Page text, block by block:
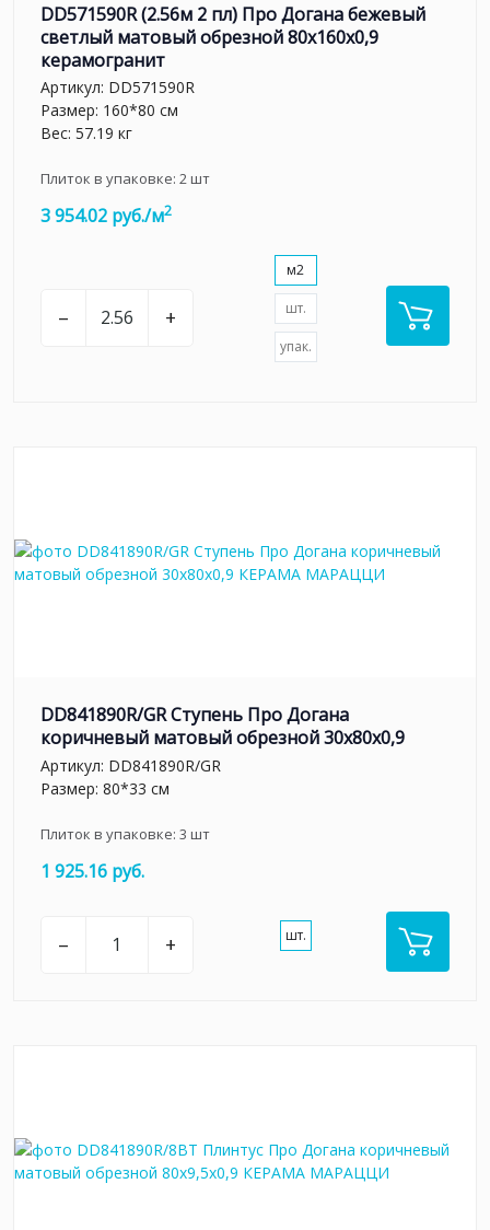
DD571590R (2.56м 2 пл) Про Догана бежевый
светлый матовый обрезной 80x160x0,9
керамогранит
Артикул: DD571590R
Размер: 160*80 см
Вес: 57.19 кг
Плиток в упаковке: 2шт
3 954.02 руб./м2
– +
м2
шт.
упак.
DD841890R/GR Ступень Про Догана
коричневый матовый обрезной 30x80x0,9
Артикул: DD841890R/GR
Размер: 80*33 см
Плиток в упаковке: 3 шт
1 925.16 руб.
– + шт.